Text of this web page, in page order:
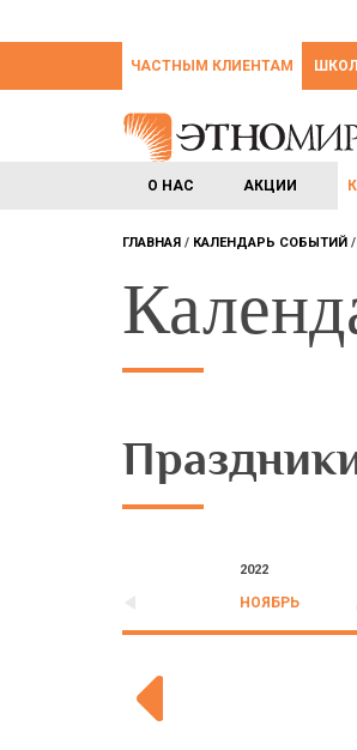
ЧАСТНЫМ КЛИЕНТАМ
О НАС АКЦИИ
ГЛАВНАЯ КАЛЕНДАРЬ СОБЫТИЙ
2022
НОЯБРЬ